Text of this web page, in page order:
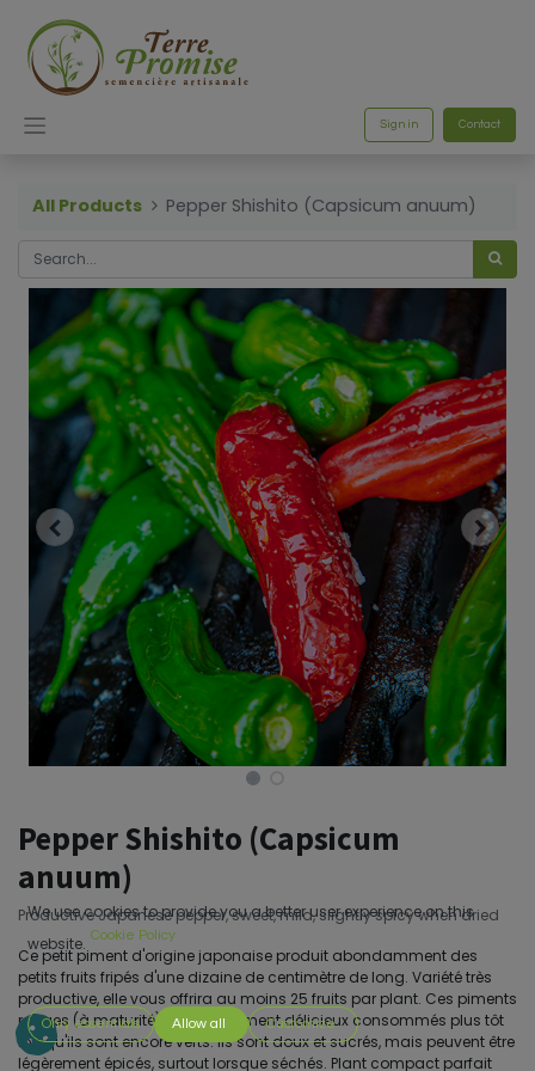
Sign in Contact
All Products Pepper Shishito (Capsicum anuum)
Pepper Shishito (Capsicum
anuum)
Productive Japanese pepper, sweet, mild, slightly spicy when dried
Ce petit piment d'origine japonaise produit abondamment des
petits fruits fripés d'une dizaine de centimètre de long. Variété très
productive, elle vous offrira au moins 25 fruits par plant. Ces piments
rouges (à maturité) sont également délicieux consommés plus tôt
lorsqu'ils sont encore verts. Ils sont doux et sucrés, mais peuvent être
légèrement épicés, surtout lorsque séchés. Plant compact parfait
We use cookies to provide you a better user experience on this
website. Cookie Policy
Only essentials Allow all Customize